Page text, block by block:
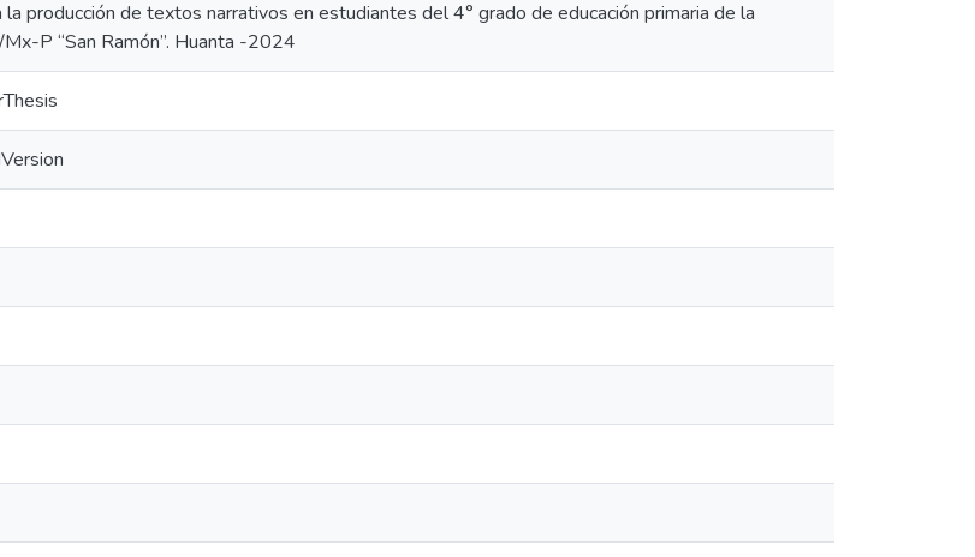
producción de textos narrativos en estudiantes del 4° grado de educación primaria de la
P “San Ramón”. Huanta -2024